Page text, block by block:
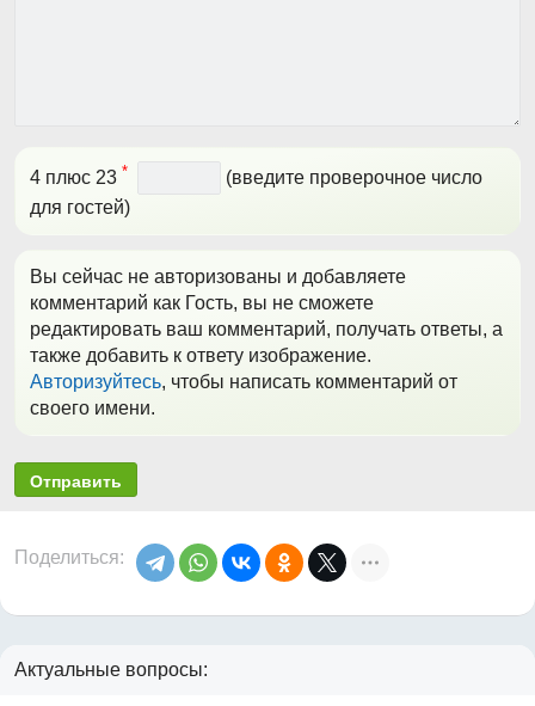
4 плюс 23 *
(введите проверочное число
для гостей)
Вы сейчас не авторизованы и добавляете
комментарий как Гость, вы не сможете
редактировать ваш комментарий, получать ответы, а
также добавить к ответу изображение.
Авторизуйтесь, чтобы написать комментарий от
своего имени.
Отправить
Поделиться:
Актуальные вопросы: